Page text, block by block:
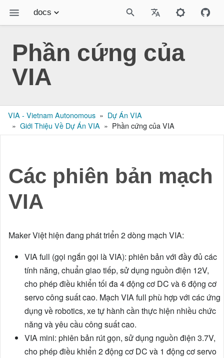
docs
Giả lập Online VIA
Sách Robotics - MakerViet
Liên hệ
Phần cứng của
VIA
VIA - Vietnam Autonomous
Dự Án VIA
Giới Thiệu Về Dự Án VIA
Phần cứng của VIA
Các phiên bản mạch
VIA
Maker Việt hiện đang phát triển 2 dòng mạch VIA:
VIA full (gọi ngắn gọi là VIA): phiên bản với đầy đủ các
tính năng, chuẩn giao tiếp, sử dụng nguồn điện 12V,
cho phép điều khiển tối đa 4 động cơ DC và 6 động cơ
servo công suất cao. Mạch VIA full phù hợp với các ứng
dụng về robotics, xe tự hành cần thực hiện nhiều chức
năng và yêu cầu công suất cao.
VIA mini: phiên bản rút gọn, sử dụng nguồn điện 3.7V,
cho phép điều khiển 2 động cơ DC và 1 động cơ servo